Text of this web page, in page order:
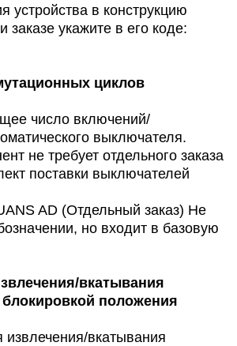
устройства в конструкцию
заказе укажите в его коде:
циклов
число включений/
выключателя.
не требует отдельного заказа
поставки выключателей
AD (Отдельный заказ) Не
но входит в базовую
вкатывания
положения
извлечения/вкатывания